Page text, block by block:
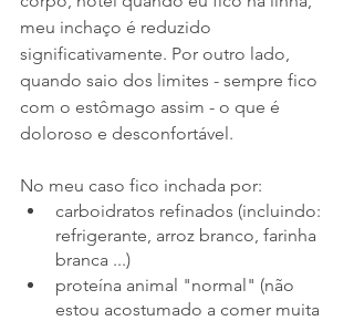
meu inchaço é reduzido
significativamente. Por outro lado,
quando saio dos limites - sempre fico
com o estômago assim - o que é
doloroso e desconfortável.
No meu caso fico inchada por:
carboidratos refinados (incluindo:
refrigerante, arroz branco, farinha
branca ...)
proteína animal "normal" (não
estou acostumado a comer muita